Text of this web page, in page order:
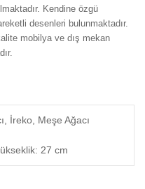
Kendine özgü
desenleri bulunmaktadır.
mobilya ve dış mekan
İreko, Meşe Ağacı
27 cm